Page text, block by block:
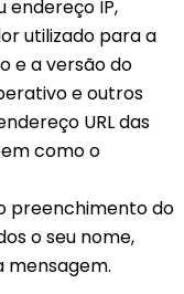
endereço IP,
utilizado para a
e a versão do
e outros
URL das
como o
preenchimento do
o seu nome,
mensagem.